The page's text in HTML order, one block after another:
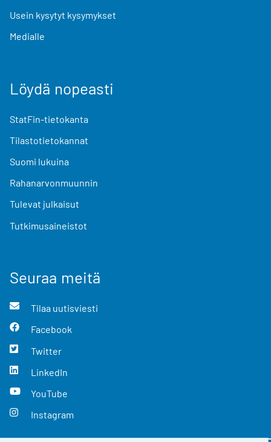
Usein kysytyt kysymykset
Medialle
Löydä nopeasti
StatFin-tietokanta
Tilastotietokannat
Suomi lukuina
Rahanarvonmuunnin
Tulevat julkaisut
Tutkimusaineistot
Seuraa meitä
Tilaa uutisviesti
Facebook
Twitter
LinkedIn
YouTube
Instagram